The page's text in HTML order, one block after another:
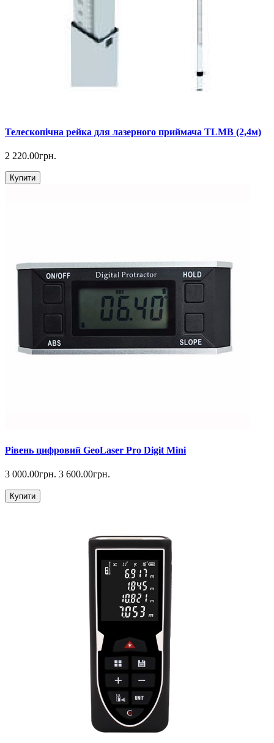
Телескопічна рейка для лазерного приймача TLMB (2,4м)
2 220.00грн.
Купити
Рівень цифровий GeoLaser Pro Digit Mini
3 000.00грн. 3 600.00грн.
Купити